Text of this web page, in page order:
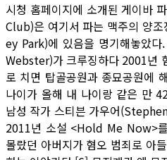
시청 홈페이지에 소개된 게이바
Club)은 여기서 파는 맥주의 양
ey Park)에 있음을 명기해놓았
Webster)가 크루징하다 2001년
로 치면 탑골공원과 종묘공원에
나이가 올해 내 나이랑 같은 만
남성 작가 스티븐 가우어
2011년 소설 <Hold Me Now>
몰랐던 아버지가 혐오 범죄로 아